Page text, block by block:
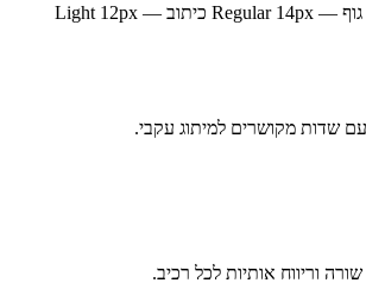
גוף — Regular 14px
כיתוב — Light 12px
שדות מקושרים למיתוג עקבי.
וריווח אותיות לכל רכיב.